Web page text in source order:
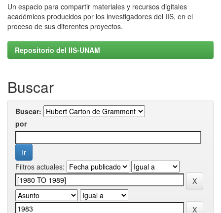
Un espacio para compartir materiales y recursos digitales
académicos producidos por los investigadores del IIS, en el
proceso de sus diferentes proyectos.
Repositorio del IIS-UNAM
Buscar
Buscar:
por
Filtros actuales: